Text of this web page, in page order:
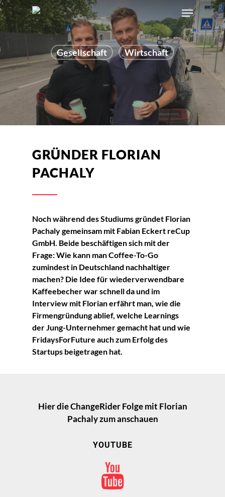
Gesellschaft Wirtschaft
GRÜNDER FLORIAN
PACHALY
Noch während des Studiums gründet Florian
Pachaly gemeinsam mit Fabian Eckert reCup
GmbH. Beide beschäftigen sich mit der
Frage: Wie kann man Coffee-To-Go
zumindest in Deutschland nachhaltiger
machen? Die Idee für wiederverwendbare
Kaffeebecher war schnell da und im
Interview mit Florian erfährt man, wie die
Firmengründung ablief, welche Learnings
der Jung-Unternehmer gemacht hat und wie
FridaysForFuture auch zum Erfolg des
Startups beigetragen hat.
Hier die ChangeRider Folge mit Florian
Pachaly zum anschauen
YOUTUBE